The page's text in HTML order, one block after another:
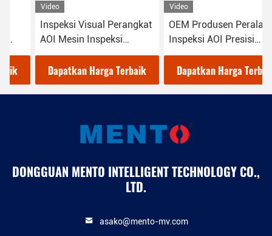
Inspeksi Visual Perangkat
AOI Mesin Inspeksi
Otomatis Optik
Dapatkan Harga Terbaik
OEM Produsen Peralatan
Inspeksi AOI Presisi
Tinggi
Dapatkan Harga Terbaik
DONGGUAN MENTO INTELLIGENT TECHNOLOGY CO.,
LTD.
asako@mento-mv.com